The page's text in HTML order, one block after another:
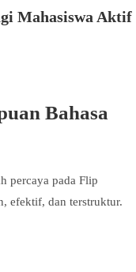
Mahasiswa Aktif
Bahasa
percaya pada Flip
efektif, dan terstruktur.